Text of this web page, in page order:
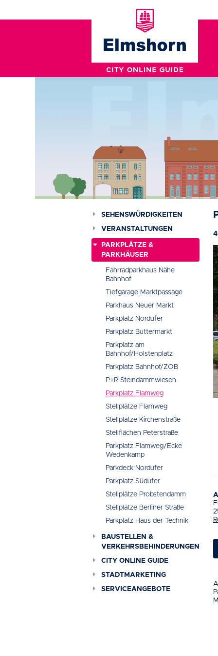
SEHENSWÜRDIGKEITEN
VERANSTALTUNGEN
PARKPLÄTZE &
PARKHÄUSER
Fahrradparkhaus Nähe
Bahnhof
Tiefgarage Marktpassage
Parkhaus Neuer Markt
Parkplatz Nordufer
Parkplatz Buttermarkt
Parkplatz am
Bahnhof/Holstenplatz
Parkplatz Bahnhof/ZOB
P+R Steindammwiesen
Parkplatz Flamweg
Stellplätze Flamweg
Stellplätze Kirchenstraße
Stellflächen Peterstraße
Parkplatz Flamweg/Ecke
Wedenkamp
Parkdeck Nordufer
Parkplatz Südufer
Stellplätze Probstendamm
Stellplätze Berliner Straße
Parkplatz Haus der Technik
BAUSTELLEN &
VERKEHRSBEHINDERUNGEN
CITY ONLINE GUIDE
STADTMARKETING
SERVICEANGEBOTE